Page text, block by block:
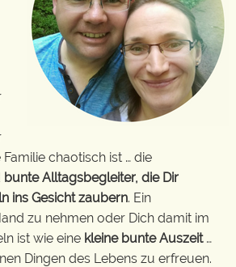
chaotisch ist … die
bunte Alltagsbegleiter, die Dir
ins Gesicht zaubern. Ein
zu nehmen oder Dich damit im
ist wie eine kleine bunte Auszeit…
Dingen des Lebens zu erfreuen.